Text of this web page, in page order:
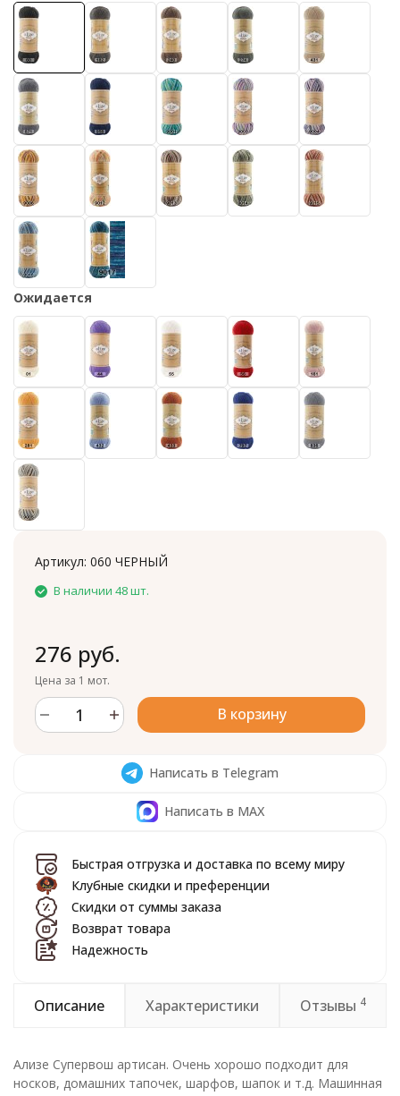
Ожидается
Артикул: 060 ЧЕРНЫЙ
В наличии 48 шт.
276 руб.
Цена за 1 мот.
В корзину
Написать в Telegram
Написать в MAX
Быстрая отгрузка и доставка по всему миру
Клубные скидки и преференции
Скидки от суммы заказа
Возврат товара
Надежность
Описание Характеристики Отзывы 4
Ализе Супервош артисан. Очень хорошо подходит для
носков, домашних тапочек, шарфов, шапок и т.д. Машинная